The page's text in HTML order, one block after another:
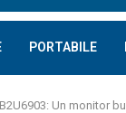
PORTABILE
Un monitor